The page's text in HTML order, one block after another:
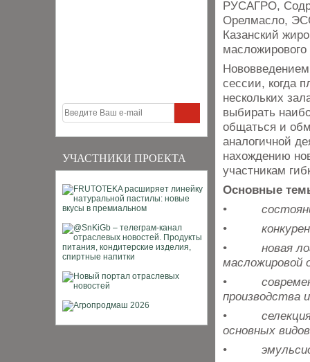
УЧАСТНИКИ ПРОЕКТА
РУСАГРО,
Орелмасло,
Казанский
масложирового
сессии, когда
нескольких
выбирать
общаться и
аналогичной
нахождению
участникам
Основные
• состояние
•
• новая
масложировой
•
производства
• селекция,
основных
•